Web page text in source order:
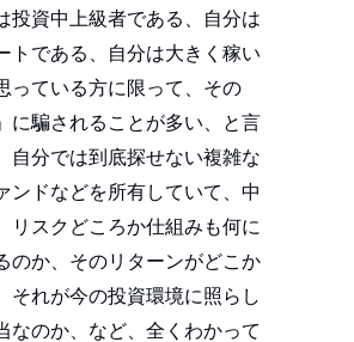
投資中上級者である、自分は
トである、自分は大きく稼い
っている方に限って、その
に騙されることが多い、と言
自分では到底探せない複雑な
ンドなどを所有していて、中
リスクどころか仕組みも何に
のか、そのリターンがどこか
それが今の投資環境に照らし
なのか、など、全くわかって